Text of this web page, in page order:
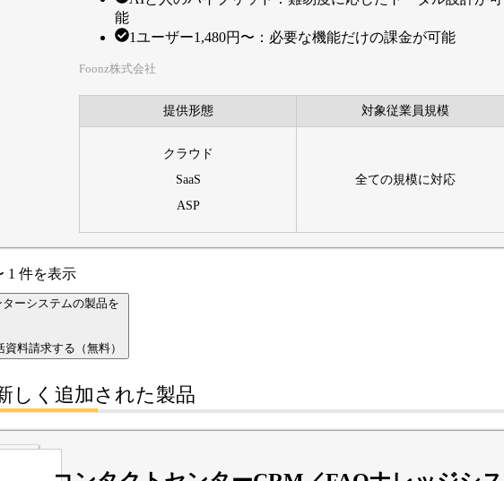
能
1ユーザー1,480円〜：必要な機能だけの課金が可能
Foonz株式会社
提供形態 対象従業員規模
クラウド
SaaS
ASP
全ての規模に対応
1 件を表示
ターシステムの製品を
資料請求する（無料）
しく追加された 製品